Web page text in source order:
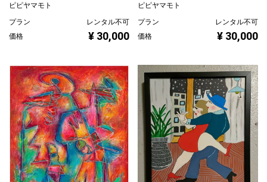
ピピヤマモト
プラン
レンタル不可
価格
¥ 30,000
ピピヤマモト
プラン
レンタル不可
価格
¥ 30,000